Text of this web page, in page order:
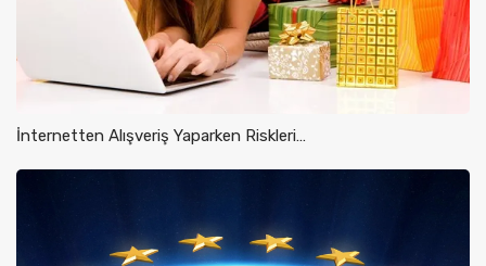
İnternetten Alışveriş Yaparken Riskleri…